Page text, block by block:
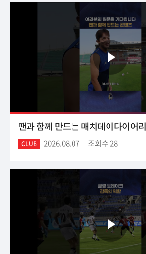
팬과 함께 만드는 매치데이다이어리
CLUB 2026.08.07 조회수 28